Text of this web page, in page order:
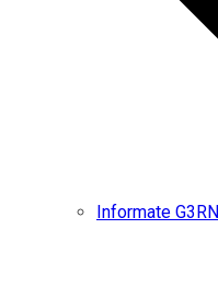
Informate G3RN